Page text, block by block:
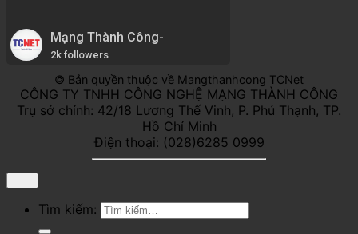
Mạng Thành Công-
2k followers
© Bản quyền thuộc về Mangthanhcong TCNet
CÔNG TY TNHH CÔNG NGHỆ MẠNG THÀNH CÔNG
Trụ sở chính: 42/18 Lương Thế Vinh, P. Phú Thạnh, TP.
Hồ Chí Minh
Điện thoại: (028)6285 0999
Tìm kiếm: